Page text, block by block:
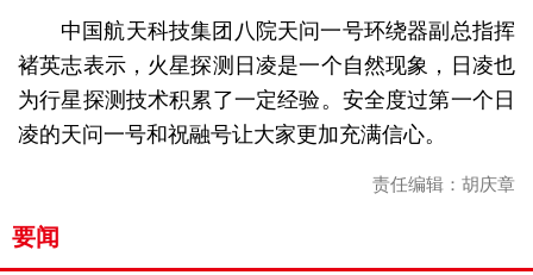
中国航天科技集团八院天问一号环绕器副总指挥
褚英志表示，火星探测日凌是一个自然现象，日凌也
为行星探测技术积累了一定经验。安全度过第一个日
凌的天问一号和祝融号让大家更加充满信心。
责任编辑：胡庆章
要闻